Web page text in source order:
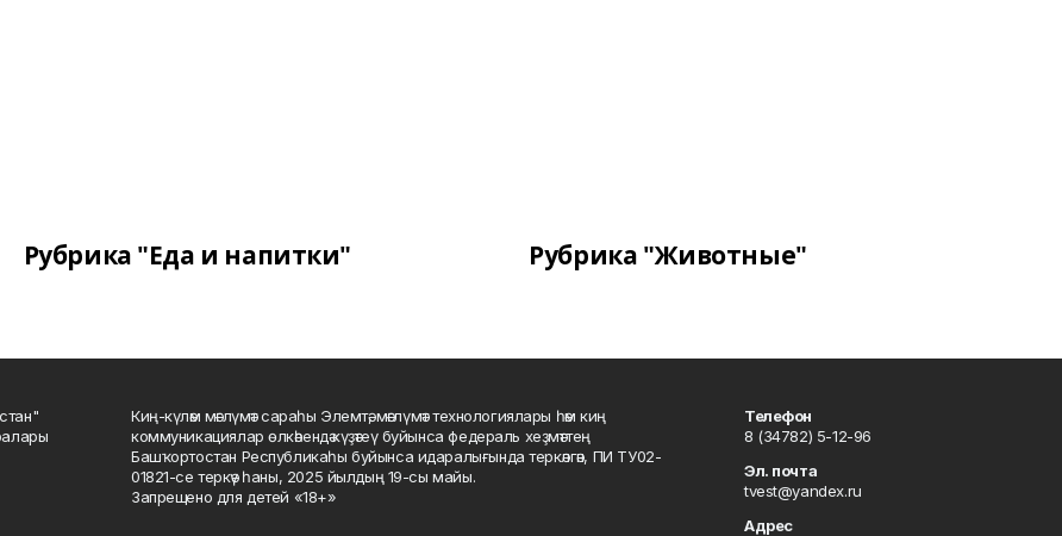
Рубрика "Еда и напитки" Рубрика "Животные"
Киң-күләм мәғлүмәт сараһы Элемтә, мәғлүмәт технологиялары һәм киң
коммуникациялар өлкәһендә күҙәтеү буйынса федераль хеҙмәттең
Башҡортостан Республикаһы буйынса идаралығында теркәлгән, ПИ ТУ02-
01821-се теркәү һаны, 2025 йылдың 19-сы майы.
Запрещено для детей «18+»
Телефон
8 (34782) 5-12-96
Эл. почта
tvest@yandex.ru
Адрес